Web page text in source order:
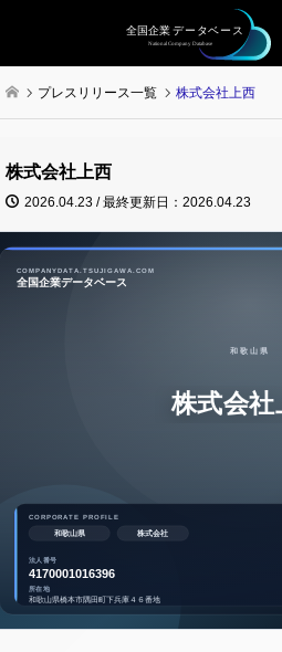
プレスリリース一覧 株式会社上西
株式会社上西
2026.04.23 / 最終更新日：2026.04.23